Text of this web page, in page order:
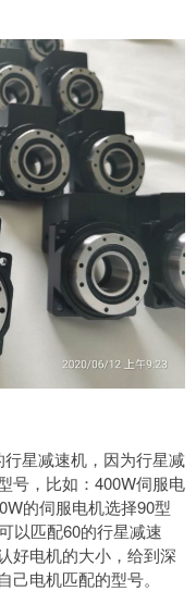
星减速机，因为行星减
号，比如：400W伺服电
的伺服电机选择90型
以匹配60的行星减速
好电机的大小，给到深
电机匹配的型号。